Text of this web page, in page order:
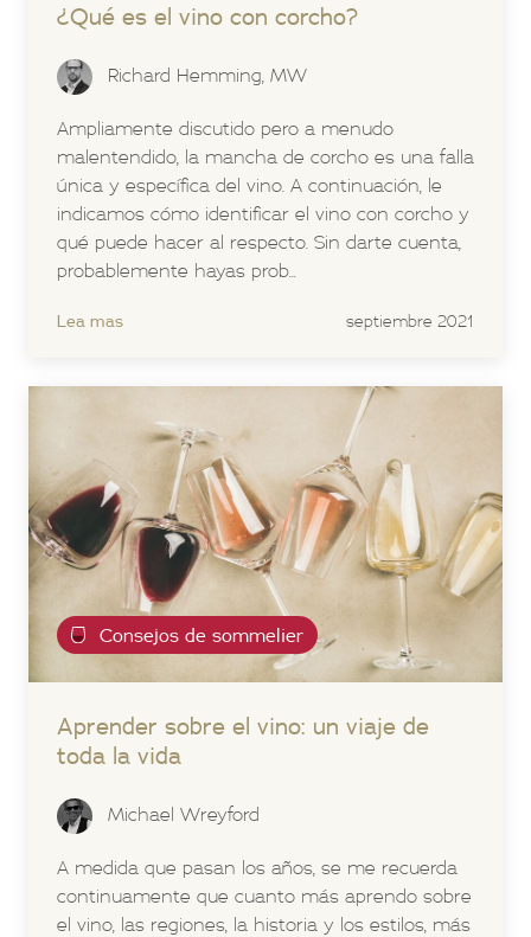
¿Qué es el vino con corcho?
Richard Hemming, MW
Ampliamente discutido pero a menudo
malentendido, la mancha de corcho es una falla
única y específica del vino. A continuación, le
indicamos cómo identificar el vino con corcho y
qué puede hacer al respecto. Sin darte cuenta,
probablemente hayas prob...
Lea mas septiembre 2021
Consejos de sommelier
Aprender sobre el vino: un viaje de
toda la vida
Michael Wreyford
A medida que pasan los años, se me recuerda
continuamente que cuanto más aprendo sobre
el vino, las regiones, la historia y los estilos, más